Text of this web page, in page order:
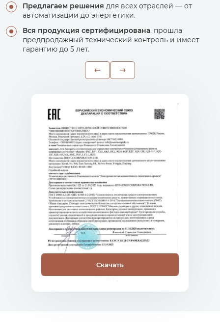
Предлагаем решения для всех отраслей — от
автоматизации до энергетики.
Вся продукция сертифицирована, прошла
предпродажный технический контроль и имеет
гарантию до 5 лет.
Скачать